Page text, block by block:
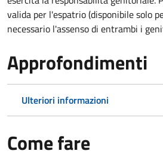
valida per l'espatrio (disponibile solo
necessario l'assenso di entrambi i
Approfondimenti
Ulteriori informazioni
Come fare